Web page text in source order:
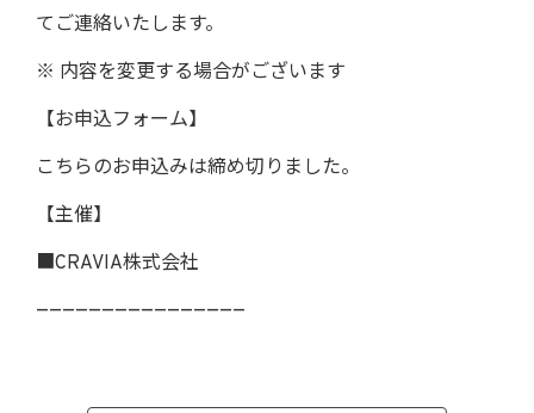
てご連絡いたします。
※ 内容を変更する場合がございます
【お申込フォーム】
こちらのお申込みは締め切りました。
【主催】
■CRAVIA株式会社
————————————————